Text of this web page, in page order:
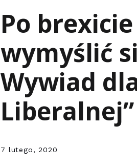
Po
wymyślić
Wywiad
Liberalnej”
7 lutego, 2020